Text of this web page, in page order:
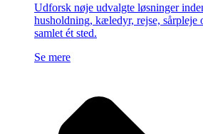
Udforsk nøje udvalgte løsninger
husholdning, kæledyr, rejse, sårpleje
samlet ét sted.
Se mere